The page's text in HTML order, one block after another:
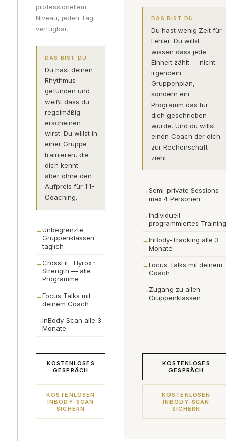
professionellem
Niveau, jeden Tag
verfügbar.
DAS BIST DU
Du hast deinen
Rhythmus
gefunden und
weißt dass du
regelmäßig
erscheinen
wirst. Du willst in
einer Gruppe
trainieren, die
dich kennt —
aber ohne den
Aufpreis für 1:1-
Coaching.
Unbegrenzte
Gruppenklassen
täglich
CrossFit · Hyrox ·
Strength — alle
Programme
Focus Talks mit
deinem Coach
InBody-Scan alle 3
Monate
KOSTENLOSES
GESPRÄCH
KOSTENLOSEN
INBODY-SCAN
SICHERN
DAS BIST DU
Du hast wenig Zeit für
Fehler. Du willst
wissen dass jede
Einheit zählt — nicht
irgendein
Gruppenplan,
sondern ein
Programm das für
dich geschrieben
wurde. Und du willst
einen Coach der dich
zur Rechenschaft
zieht.
Semi-private Sessions
max 4 Personen
Individuell
programmiertes
InBody-Tracking alle 3
Monate
Focus Talks mit deinem
Coach
Zugang zu allen
Gruppenklassen
KOSTENLOSES
GESPRÄCH
KOSTENLOSEN
INBODY-SCAN
SICHERN